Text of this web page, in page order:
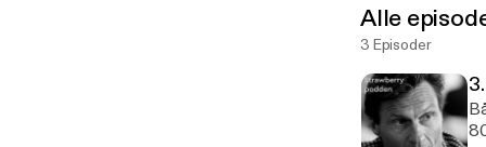
Alle
3 Episoder